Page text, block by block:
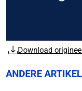
Download
ANDERE